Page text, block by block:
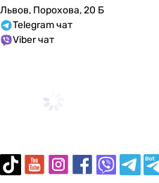
Львов, Порохова, 20 Б
Telegram чат
Viber чат